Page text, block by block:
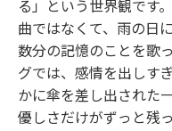
る」という世界観です
曲ではなくて、雨の日
数分の記憶のことを歌
グでは、感情を出しす
かに傘を差し出された
優しさだけがずっと残